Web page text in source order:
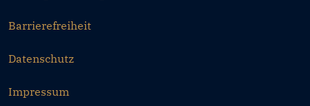
Barrierefreiheit
Datenschutz
Impressum